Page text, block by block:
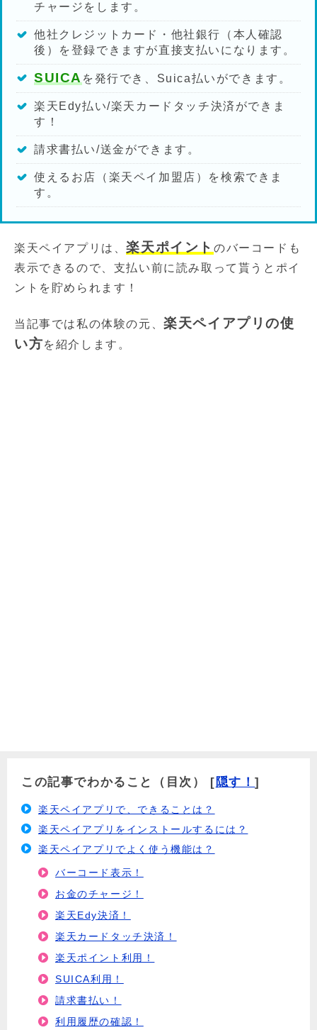
チャージをします。
他社クレジットカード・他社銀行（本人確認
後）を登録できますが直接支払いになります。
SUICA を発行でき、Suica払いができます。
楽天Edy払い/楽天カードタッチ決済ができま
す！
請求書払い/送金ができます。
使えるお店（楽天ペイ加盟店）を検索できま
す。
楽天ペイアプリは、楽天ポイントのバーコードも
表示できるので、支払い前に読み取って貰うとポイ
ントを貯められます！
当記事では私の体験の元、楽天ペイアプリの使
い方を紹介します。
この記事でわかること（目次） [ 隠す！]
楽天ペイアプリで、できることは？
楽天ペイアプリをインストールするには？
楽天ペイアプリでよく使う機能は？
バーコード表示！
お金のチャージ！
楽天Edy決済！
楽天カードタッチ決済！
楽天ポイント利用！
SUICA利用！
請求書払い！
利用履歴の確認！